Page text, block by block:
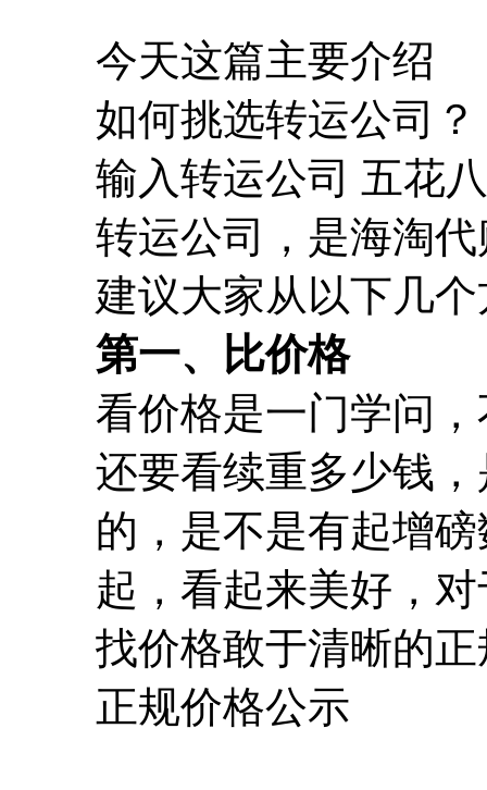
今天这篇主要介绍
如何挑选转运公司？
输入转运公司 五花
转运公司，是海淘
建议大家从以下几
第一、比价格
看价格是一门学问
还要看续重多少钱
的，是不是有起增
起，看起来美好，
找价格敢于清晰的
正规价格公示